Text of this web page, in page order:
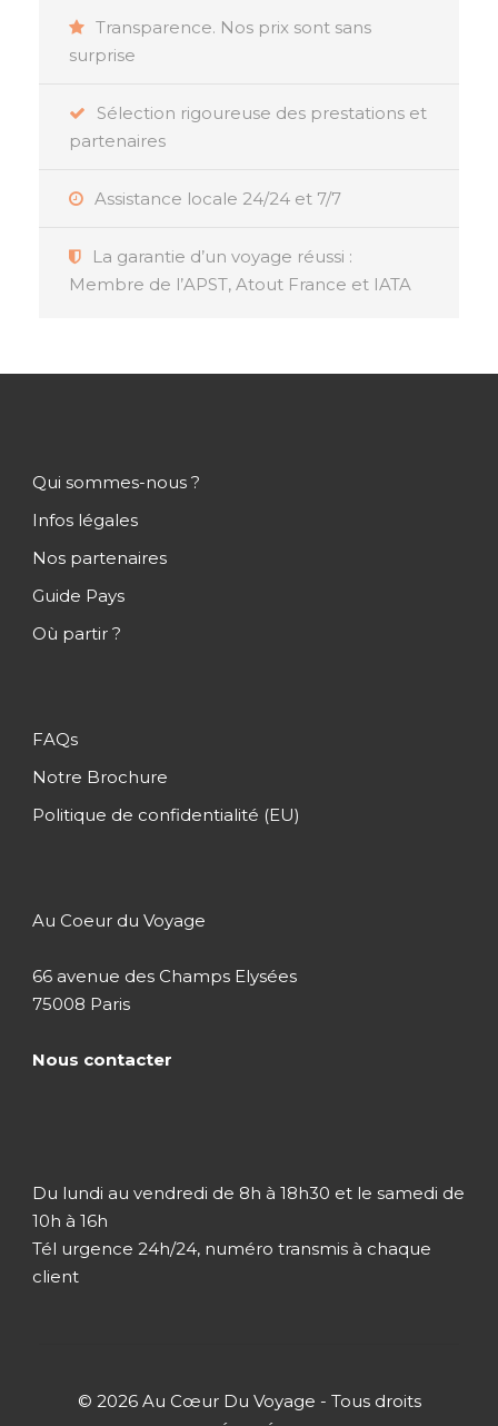
Transparence. Nos prix sont sans
surprise
Sélection rigoureuse des prestations et
partenaires
Assistance locale 24/24 et 7/7
La garantie d’un voyage réussi :
Membre de l’APST, Atout France et IATA
Qui sommes-nous ?
Infos légales
Nos partenaires
Guide Pays
Où partir ?
FAQs
Notre Brochure
Politique de confidentialité (EU)
Au Coeur du Voyage
66 avenue des Champs Elysées
75008 Paris
Nous contacter
Du lundi au vendredi de 8h à 18h30 et le samedi de
10h à 16h
Tél urgence 24h/24, numéro transmis à chaque
client
© 2026 Au Cœur Du Voyage - Tous droits